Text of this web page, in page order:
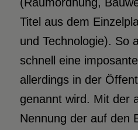
Titel aus dem
und Technologie). So
schnell eine
allerdings in der
genannt wird. Mit der
Nennung der auf den